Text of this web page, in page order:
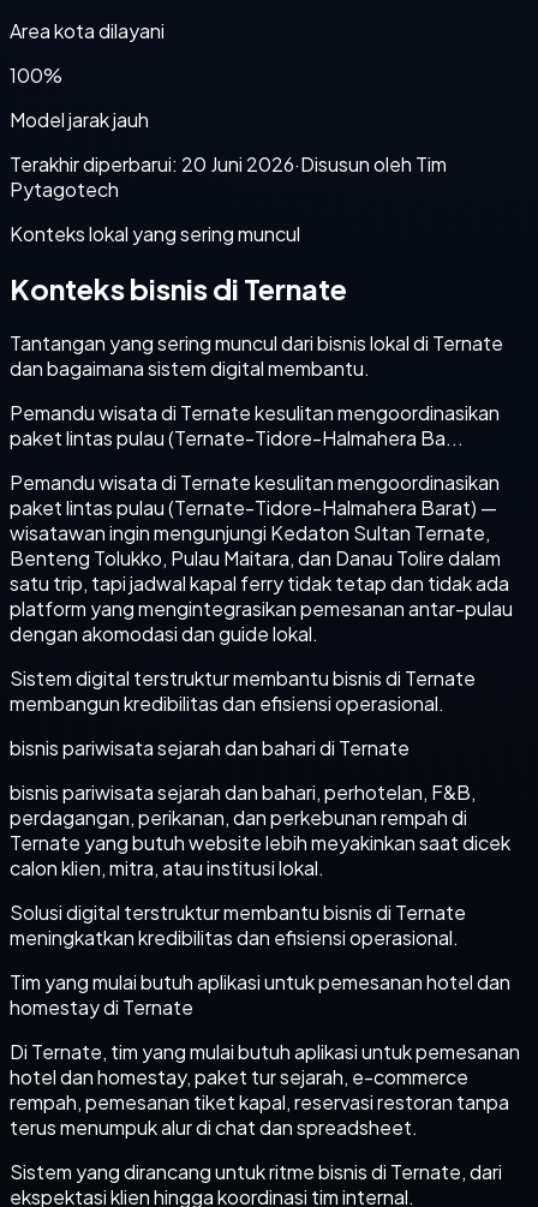
Area kota dilayani
100%
Model jarak jauh
Terakhir diperbarui: 20 Juni 2026·Disusun oleh Tim
Pytagotech
Konteks lokal yang sering muncul
Konteks bisnis di Ternate
Tantangan yang sering muncul dari bisnis lokal di Ternate
dan bagaimana sistem digital membantu.
Pemandu wisata di Ternate kesulitan mengoordinasikan
paket lintas pulau (Ternate-Tidore-Halmahera Ba...
Pemandu wisata di Ternate kesulitan mengoordinasikan
paket lintas pulau (Ternate-Tidore-Halmahera Barat) —
wisatawan ingin mengunjungi Kedaton Sultan Ternate,
Benteng Tolukko, Pulau Maitara, dan Danau Tolire dalam
satu trip, tapi jadwal kapal ferry tidak tetap dan tidak ada
platform yang mengintegrasikan pemesanan antar-pulau
dengan akomodasi dan guide lokal.
Sistem digital terstruktur membantu bisnis di Ternate
membangun kredibilitas dan efisiensi operasional.
bisnis pariwisata sejarah dan bahari di Ternate
bisnis pariwisata sejarah dan bahari, perhotelan, F&B,
perdagangan, perikanan, dan perkebunan rempah di
Ternate yang butuh website lebih meyakinkan saat dicek
calon klien, mitra, atau institusi lokal.
Solusi digital terstruktur membantu bisnis di Ternate
meningkatkan kredibilitas dan efisiensi operasional.
Tim yang mulai butuh aplikasi untuk pemesanan hotel dan
homestay di Ternate
Di Ternate, tim yang mulai butuh aplikasi untuk pemesanan
hotel dan homestay, paket tur sejarah, e-commerce
rempah, pemesanan tiket kapal, reservasi restoran tanpa
terus menumpuk alur di chat dan spreadsheet.
Sistem yang dirancang untuk ritme bisnis di Ternate, dari
ekspektasi klien hingga koordinasi tim internal.